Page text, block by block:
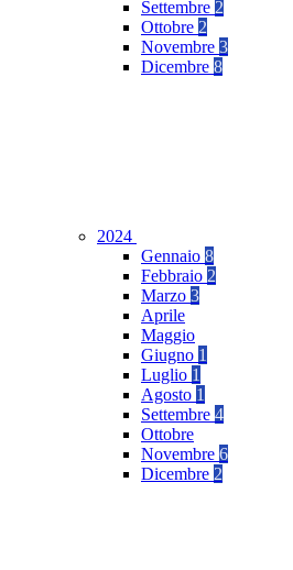
Settembre 2
Ottobre 2
Novembre 3
Dicembre 8
2024
Gennaio 8
Febbraio 2
Marzo 3
Aprile
Maggio
Giugno 1
Luglio 1
Agosto 1
Settembre 4
Ottobre
Novembre 6
Dicembre 2